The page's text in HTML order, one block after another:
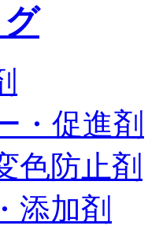
・促進剤
色防止剤
添加剤